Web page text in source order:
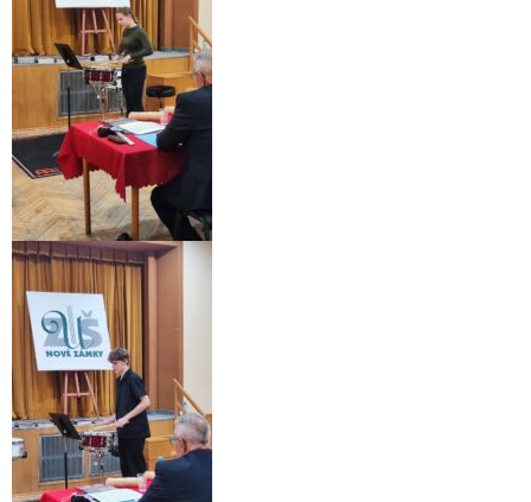
- - Organizačná štruktúra ZUŠ Poltár
- - Zriaďovacia listina ZUŠ Poltár
- - Zoznam platných vnútorných predpisov
- - Dodatok č.1, č.2 k ZL ZUŠ Poltár
- - Pedagogická rada
- Verejné obstarávanie
- - Plán verejného obstarávania
- - Súhrnná správa za rok 2021
- Dokumenty minedu a statpedu
- Prijímacie konanie